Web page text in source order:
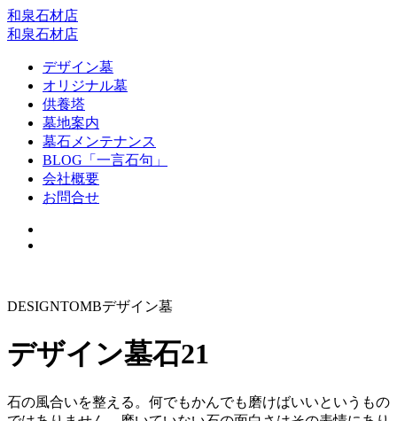
和泉石材店
和泉石材店
デザイン墓
オリジナル墓
供養塔
墓地案内
墓石メンテナンス
BLOG「一言石句」
会社概要
お問合せ
DESIGNTOMBデザイン墓
デザイン墓石21
石の風合いを整える。何でもかんでも磨けばいいというもの